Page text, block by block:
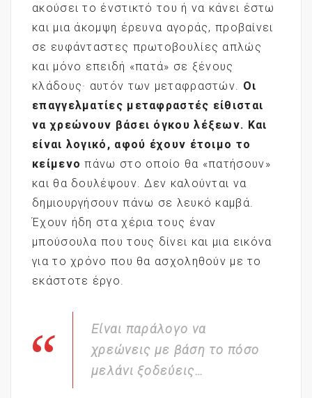
ακούσει το ένστικτό του ή να κάνει έστω
και μια άκομψη έρευνα αγοράς, προβαίνει
σε ευφάνταστες πρωτοβουλίες απλώς
και μόνο επειδή «πατά» σε ξένους
κλάδους· αυτόν των μεταφραστών. Οι
επαγγελματίες μεταφραστές είθισται
να χρεώνουν βάσει όγκου λέξεων. Και
είναι λογικό, αφού έχουν έτοιμο το
κείμενο πάνω στο οποίο θα «πατήσουν»
και θα δουλέψουν. Δεν καλούνται να
δημιουργήσουν πάνω σε λευκό καμβά.
Έχουν ήδη στα χέρια τους έναν
μπούσουλα που τους δίνει και μια εικόνα
για το χρόνο που θα ασχοληθούν με το
εκάστοτε έργο.
Είναι παράλογο να
χρεώνεις με βάση το πόσο
μελάνι ξοδεύεις…